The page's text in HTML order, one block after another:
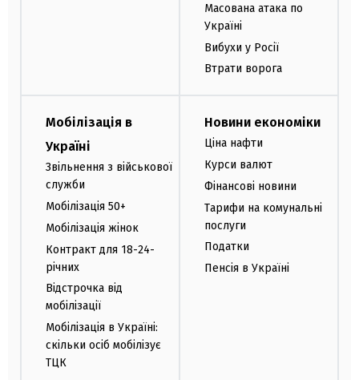
Масована атака по
Україні
Вибухи у Росії
Втрати ворога
Мобілізація в
Україні
Звільнення з військової
служби
Мобілізація 50+
Мобілізація жінок
Контракт для 18-24-
річних
Відстрочка від
мобілізації
Мобілізація в Україні:
скільки осіб мобілізує
ТЦК
Новини економіки
Ціна нафти
Курси валют
Фінансові новини
Тарифи на комунальні
послуги
Податки
Пенсія в Україні